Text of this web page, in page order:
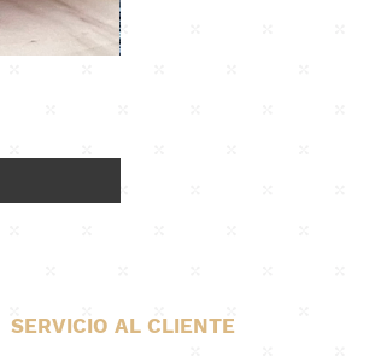
SERVICIO AL CLIENTE